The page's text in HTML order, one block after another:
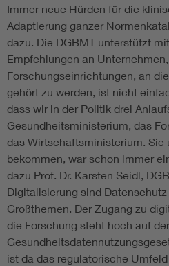
Immer neue Hürden für die
Adaptierung ganzer
dazu. Die DGBMT unterstützt
Empfehlungen an
Forschungseinrichtungen, an
gehört zu werden, ist nicht
dass wir in der Politik drei
Gesundheitsministerium, das
das Wirtschaftsministerium. Sie
bekommen, war schon immer
dazu Prof. Dr. Karsten Seidl,
Digitalisierung sind
Großthemen. Der Zugang zu
die Forschung steht hoch auf
ist da das regulatorische